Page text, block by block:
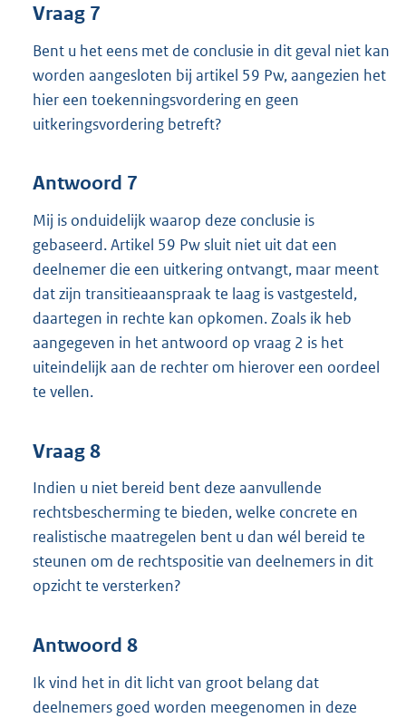
Vraag 7
Bent u het eens met de conclusie in dit geval niet kan
worden aangesloten bij artikel 59 Pw, aangezien het
hier een toekenningsvordering en geen
uitkeringsvordering betreft?
Antwoord 7
Mij is onduidelijk waarop deze conclusie is
gebaseerd. Artikel 59 Pw sluit niet uit dat een
deelnemer die een uitkering ontvangt, maar meent
dat zijn transitieaanspraak te laag is vastgesteld,
daartegen in rechte kan opkomen. Zoals ik heb
aangegeven in het antwoord op vraag 2 is het
uiteindelijk aan de rechter om hierover een oordeel
te vellen.
Vraag 8
Indien u niet bereid bent deze aanvullende
rechtsbescherming te bieden, welke concrete en
realistische maatregelen bent u dan wél bereid te
steunen om de rechtspositie van deelnemers in dit
opzicht te versterken?
Antwoord 8
Ik vind het in dit licht van groot belang dat
deelnemers goed worden meegenomen in deze